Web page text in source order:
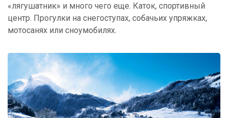
«лягушатник» и много чего еще. Каток, спортивный
центр. Прогулки на снегоступах, собачьих упряжках,
мотосанях или сноумобилях.